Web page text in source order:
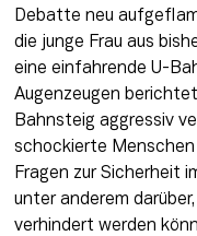
Debatte neu
die junge Frau aus
eine einfahrende U-
Augenzeugen
Bahnsteig aggressiv
schockierte
Fragen zur Sicherheit
unter anderem
verhindert werden